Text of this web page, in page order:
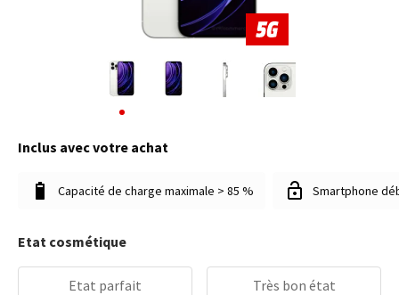
Inclus avec votre achat
Capacité de charge maximale > 85 % Smartphone
Etat cosmétique
Etat parfait Très bon état